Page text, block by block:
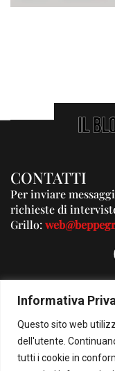
Informativa
Questo sito web
dell'utente.
tutti i cookie in
CONTATTI
Per inviare
richieste di
Grillo:
HOMEPAGE